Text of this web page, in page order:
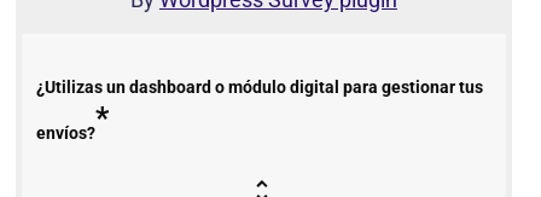
¿Utilizas un dashboard o módulo digital para gestionar tus
envíos?*